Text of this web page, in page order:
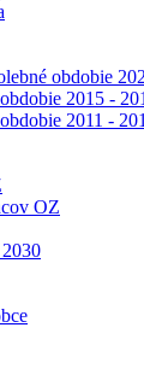
obdobie
2015 -
2011 -
OZ